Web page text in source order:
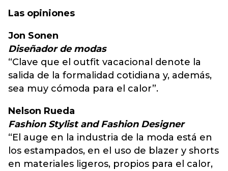
Las opiniones
Jon Sonen
Diseñador de modas
“Clave que el outfit vacacional denote la
salida de la formalidad cotidiana y, además,
sea muy cómoda para el calor”.
Nelson Rueda
Fashion Stylist and Fashion Designer
“El auge en la industria de la moda está en
los estampados, en el uso de blazer y shorts
en materiales ligeros, propios para el calor,